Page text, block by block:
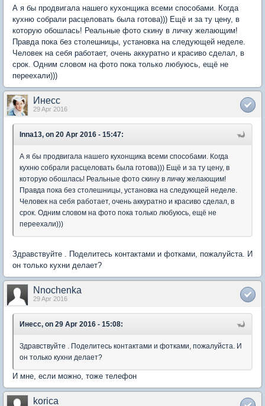
А я бы продвигала нашего кухонщика всеми способами. Когда
кухню собрали расцеловать была готова))) Ещё и за ту цену, в
которую обошлась! Реальные фото скину в личку желающим!
Правда пока без столешницы, установка на следующей неделе.
Человек на себя работает, очень аккуратно и красиво сделал, в
срок. Одним словом на фото пока только любуюсь, ещё не
переехали)))
Инесс
29 Apr 2016
Inna13, on 20 Apr 2016 - 15:47:
А я бы продвигала нашего кухонщика всеми способами. Когда
кухню собрали расцеловать была готова))) Ещё и за ту цену, в
которую обошлась! Реальные фото скину в личку желающим!
Правда пока без столешницы, установка на следующей неделе.
Человек на себя работает, очень аккуратно и красиво сделал, в
срок. Одним словом на фото пока только любуюсь, ещё не
переехали)))
Здравствуйте . Поделитесь контактами и фотками, пожалуйста. И
он только кухни делает?
Nnochenka
29 Apr 2016
Инесс, on 29 Apr 2016 - 15:08:
Здравствуйте . Поделитесь контактами и фотками, пожалуйста. И
он только кухни делает?
И мне, если можно, тоже телефон
korica